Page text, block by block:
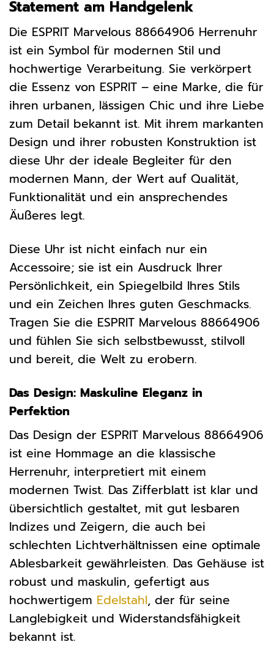
Statement am Handgelenk
Die ESPRIT Marvelous 88664906 Herrenuhr
ist ein Symbol für modernen Stil und
hochwertige Verarbeitung. Sie verkörpert
die Essenz von ESPRIT – eine Marke, die für
ihren urbanen, lässigen Chic und ihre Liebe
zum Detail bekannt ist. Mit ihrem markanten
Design und ihrer robusten Konstruktion ist
diese Uhr der ideale Begleiter für den
modernen Mann, der Wert auf Qualität,
Funktionalität und ein ansprechendes
Äußeres legt.
Diese Uhr ist nicht einfach nur ein
Accessoire; sie ist ein Ausdruck Ihrer
Persönlichkeit, ein Spiegelbild Ihres Stils
und ein Zeichen Ihres guten Geschmacks.
Tragen Sie die ESPRIT Marvelous 88664906
und fühlen Sie sich selbstbewusst, stilvoll
und bereit, die Welt zu erobern.
Das Design: Maskuline Eleganz in
Perfektion
Das Design der ESPRIT Marvelous 88664906
ist eine Hommage an die klassische
Herrenuhr, interpretiert mit einem
modernen Twist. Das Zifferblatt ist klar und
übersichtlich gestaltet, mit gut lesbaren
Indizes und Zeigern, die auch bei
schlechten Lichtverhältnissen eine optimale
Ablesbarkeit gewährleisten. Das Gehäuse ist
robust und maskulin, gefertigt aus
hochwertigem Edelstahl, der für seine
Langlebigkeit und Widerstandsfähigkeit
bekannt ist.